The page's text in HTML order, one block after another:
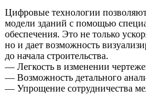
Цифровые технологии позволяют
модели зданий с помощью
обеспечения. Это не только
но и дает возможность
до начала строительства.
— Легкость в изменении
— Возможность детального
— Упрощение сотрудничества